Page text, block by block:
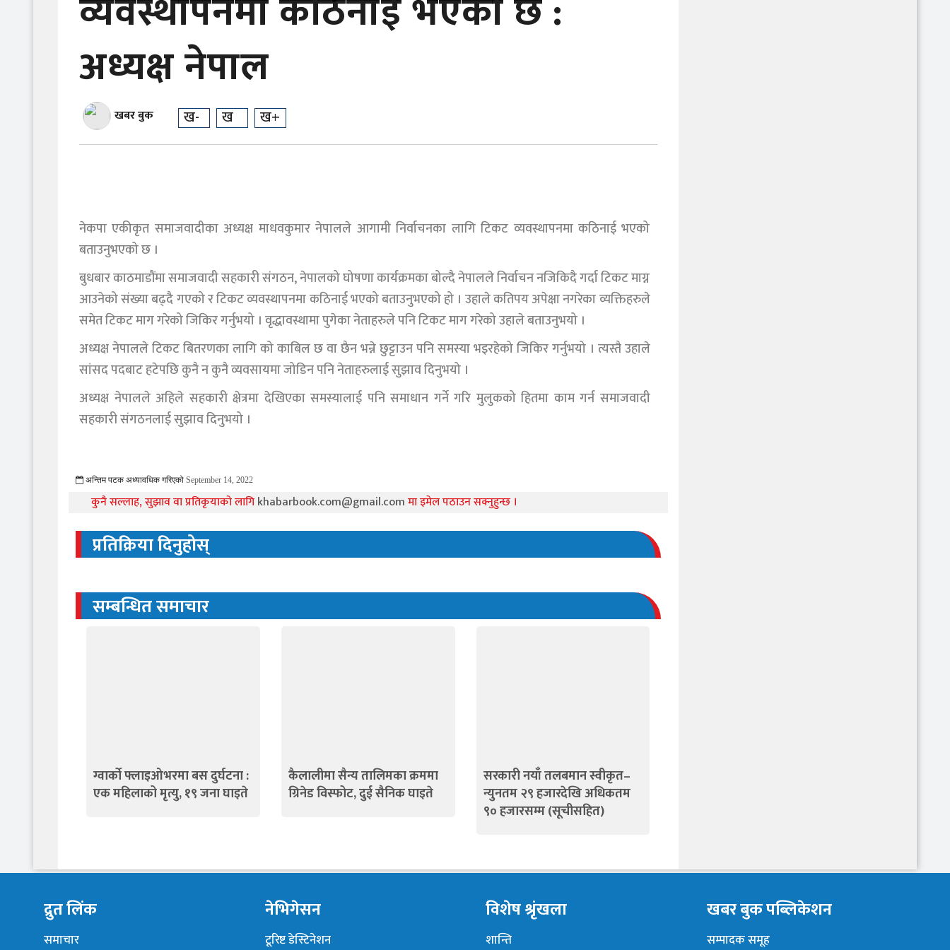
व्यवस्थापनमा कठिनाई भएको छ :
अध्यक्ष नेपाल
खबर बुक ख- ख ख+
नेकपा एकीकृत समाजवादीका अध्यक्ष माधवकुमार नेपालले आगामी निर्वाचनका लागि टिकट व्यवस्थापनमा कठिनाई भएको
बताउनुभएको छ ।
बुधबार काठमाडौंमा समाजवादी सहकारी संगठन, नेपालको घोषणा कार्यक्रमका बोल्दै नेपालले निर्वाचन नजिकिदै गर्दा टिकट माग्न
आउनेको संख्या बढ्दै गएको र टिकट व्यवस्थापनमा कठिनाई भएको बताउनुभएको हो । उहाले कतिपय अपेक्षा नगरेका व्यक्तिहरुले
समेत टिकट माग गरेको जिकिर गर्नुभयो । वृद्धावस्थामा पुगेका नेताहरुले पनि टिकट माग गरेको उहाले बताउनुभयो ।
अध्यक्ष नेपालले टिकट बितरणका लागि को काबिल छ वा छैन भन्ने छुट्टाउन पनि समस्या भइरहेको जिकिर गर्नुभयो । त्यस्तै उहाले
सांसद पदबाट हटेपछि कुनै न कुनै व्यवसायमा जोडिन पनि नेताहरुलाई सुझाव दिनुभयो ।
अध्यक्ष नेपालले अहिले सहकारी क्षेत्रमा देखिएका समस्यालाई पनि समाधान गर्ने गरि मुलुकको हितमा काम गर्न समाजवादी
सहकारी संगठनलाई सुझाव दिनुभयो ।
अन्तिम पटक अध्यावधिक गरिएको September 14, 2022
कुनै सल्लाह, सुझाव वा प्रतिकृयाको लागिkhabarbook.com@gmail.comमा इमेल पठाउन सक्नुहुन्छ ।
प्रतिक्रिया दिनुहोस्
सम्बन्धित समाचार
ग्वार्को फ्लाइओभरमा बस दुर्घटना :
एक महिलाको मृत्यु, १९ जना घाइते
कैलालीमा सैन्य तालिमका क्रममा
ग्रिनेड विस्फोट, दुई सैनिक घाइते
सरकारी नयाँ तलबमान स्वीकृत–
न्युनतम २९ हजारदेखि अधिकतम
९० हजारसम्म (सूचीसहित)
द्रुत लिंक
समाचार
नेभिगेसन
टूरिष्ट डेस्टिनेशन
विशेष श्रृंखला
शान्ति
खबर बुक पब्लिकेशन
सम्पादक समूह